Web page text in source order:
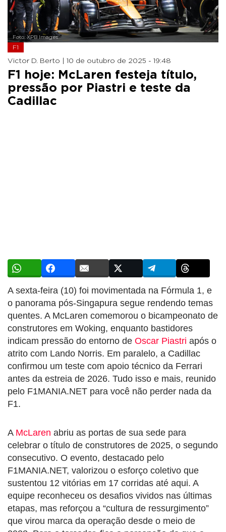
Foto: XPB Images
F1
Victor D. Berto | 10 de outubro de 2025 - 19:48
F1 hoje: McLaren festeja título,
pressão por Piastri e teste da
Cadillac
A sexta-feira (10) foi movimentada na Fórmula 1, e
o panorama pós-Singapura segue rendendo temas
quentes. A McLaren comemorou o bicampeonato de
construtores em Woking, enquanto bastidores
indicam pressão do entorno de Oscar Piastri após o
atrito com Lando Norris. Em paralelo, a Cadillac
confirmou um teste com apoio técnico da Ferrari
antes da estreia de 2026. Tudo isso e mais, reunido
pelo F1MANIA.NET para você não perder nada da
F1.
A McLaren abriu as portas de sua sede para
celebrar o título de construtores de 2025, o segundo
consecutivo. O evento, destacado pelo
F1MANIA.NET, valorizou o esforço coletivo que
sustentou 12 vitórias em 17 corridas até aqui. A
equipe reconheceu os desafios vividos nas últimas
etapas, mas reforçou a “cultura de ressurgimento”
que virou marca da operação desde o meio de